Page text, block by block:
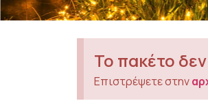
Το πακέτο
Επιστρέψετε στην